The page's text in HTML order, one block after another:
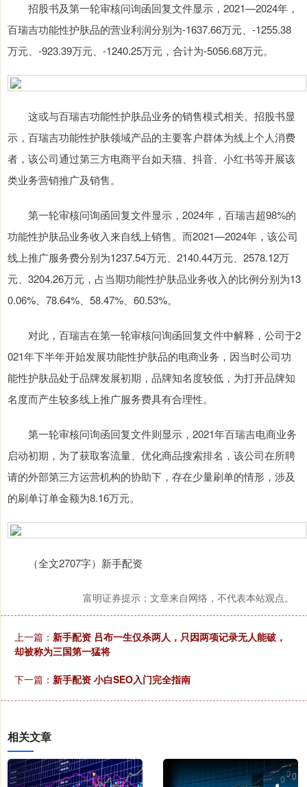
招股书及第一轮审核问询函回复文件显示，2021—2024年，
百瑞吉功能性护肤品的营业利润分别为-1637.66万元、-1255.38
万元、-923.39万元、-1240.25万元，合计为-5056.68万元。
这或与百瑞吉功能性护肤品业务的销售模式相关。招股书显
示，百瑞吉功能性护肤领域产品的主要客户群体为线上个人消费
者，该公司通过第三方电商平台如天猫、抖音、小红书等开展该
类业务营销推广及销售。
第一轮审核问询函回复文件显示，2024年，百瑞吉超98%的
功能性护肤品业务收入来自线上销售。而2021—2024年，该公司
线上推广服务费分别为1237.54万元、2140.44万元、2578.12万
元、3204.26万元，占当期功能性护肤品业务收入的比例分别为13
0.06%、78.64%、58.47%、60.53%。
对此，百瑞吉在第一轮审核问询函回复文件中解释，公司于2
021年下半年开始发展功能性护肤品的电商业务，因当时公司功
能性护肤品处于品牌发展初期，品牌知名度较低，为打开品牌知
名度而产生较多线上推广服务费具有合理性。
第一轮审核问询函回复文件则显示，2021年百瑞吉电商业务
启动初期，为了获取客流量、优化商品搜索排名，该公司在所聘
请的外部第三方运营机构的协助下，存在少量刷单的情形，涉及
的刷单订单金额为8.16万元。
（全文2707字）新手配资
富明证券提示：文章来自网络，不代表本站观点。
上一篇： 新手配资 吕布一生仅杀两人，只因两项记录无人能破，
却被称为三国第一猛将
下一篇： 新手配资 小白SEO入门完全指南
相关文章